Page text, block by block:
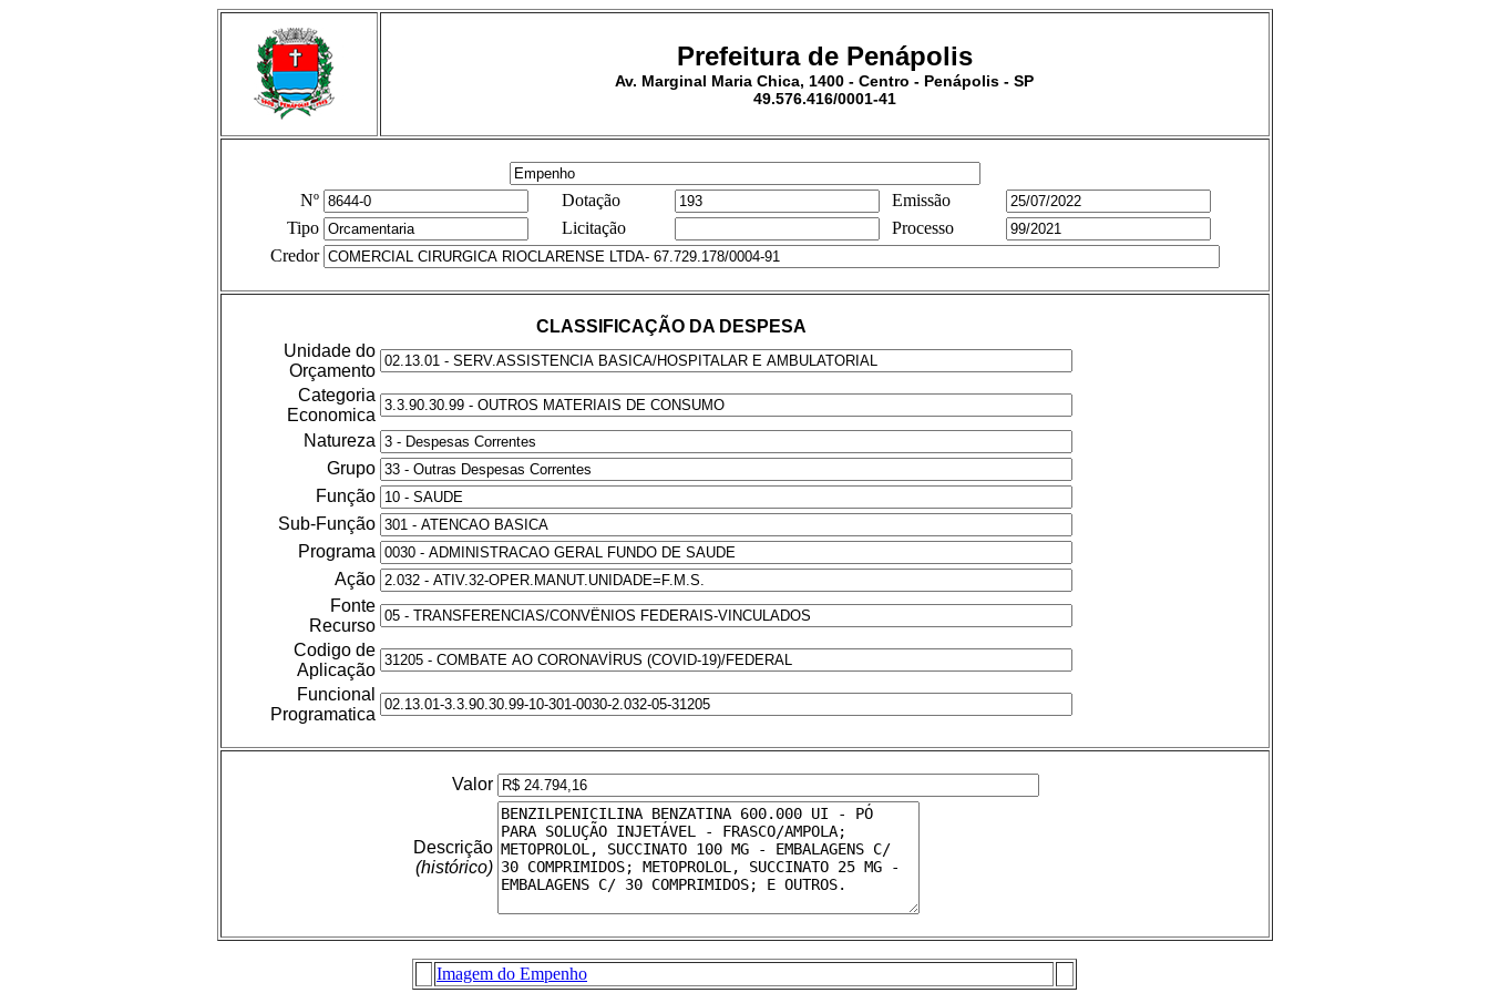
Prefeitura de Penápolis
Av. Marginal Maria Chica, 1400 - Centro - Penápolis - SP
49.576.416/0001-41
Nº Dotação
Emissão
Tipo
Licitação
Processo
Credor
CLASSIFICAÇÃO DA DESPESA
Unidade do
Orçamento
Categoria
Economica
Natureza
Grupo
Função
Sub-Função
Programa
Ação
Fonte
Recurso
Codigo de
Aplicação
Funcional
Programatica
Valor
Descrição
(histórico)
Imagem do Empenho